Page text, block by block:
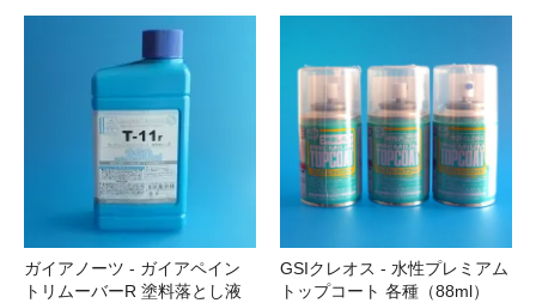
ガイアノーツ - ガイアペイン
トリムーバーR 塗料落とし液
GSIクレオス - 水性プレミアム
トップコート 各種（88ml）